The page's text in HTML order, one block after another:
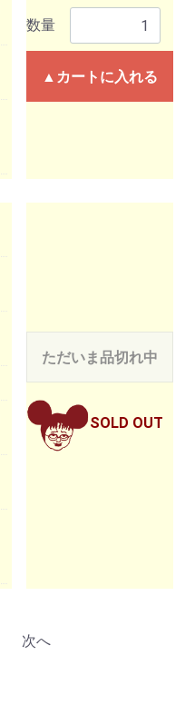
数量
▲カートに入れる
ただいま品切れ中
SOLD OUT
次へ